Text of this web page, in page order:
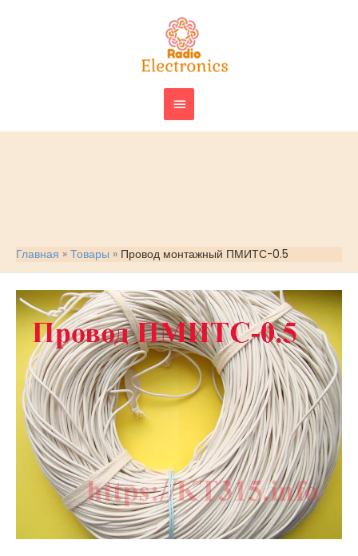
ГЛАВНОЕ
МЕНЮ
Главная Товары Провод монтажный ПМИТС-0.5